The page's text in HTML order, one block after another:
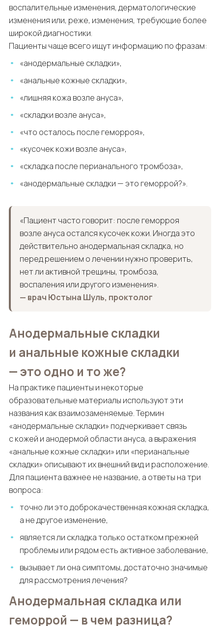
воспалительные изменения, дерматологические
изменения или, реже, изменения, требующие более
широкой диагностики.
Пациенты чаще всего ищут информацию по фразам:
«анодермальные складки»,
«анальные кожные складки»,
«лишняя кожа возле ануса»,
«складки возле ануса»,
«что осталось после геморроя»,
«кусочек кожи возле ануса»,
«складка после перианального тромбоза»,
«анодермальные складки — это геморрой?».
«Пациент часто говорит: после геморроя
возле ануса остался кусочек кожи. Иногда это
действительно анодермальная складка, но
перед решением о лечении нужно проверить,
нет ли активной трещины, тромбоза,
воспаления или другого изменения».
— врач Юстына Шуль, проктолог
Анодермальные складки
и анальные кожные складки
— это одно и то же?
На практике пациенты и некоторые
образовательные материалы используют эти
названия как взаимозаменяемые. Термин
«анодермальные складки» подчеркивает связь
с кожей и анодермой области ануса, а выражения
«анальные кожные складки» или «перианальные
складки» описывают их внешний вид и расположение.
Для пациента важнее не название, а ответы на три
вопроса:
точно ли это доброкачественная кожная складка,
а не другое изменение,
является ли складка только остатком прежней
проблемы или рядом есть активное заболевание,
вызывает ли она симптомы, достаточно значимые
для рассмотрения лечения?
Анодермальная складка или
геморрой — в чем разница?